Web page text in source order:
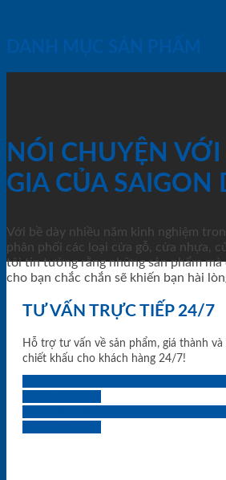
DANH MỤC SẢN PHẨM
NÓI CHUYỆN VỚI
GIA CỦA SAIGON
Với bề dày nhiều năm kinh nghiệm
phân phối các loại cửa gỗ, cửa nhựa,
tôi tin tưởng rằng những sản phẩm
cho bạn chắc chắn sẽ khiến bạn hài
TƯ VẤN TRỰC TIẾP 24/7
Hỗ trợ tư vấn về sản phẩm, giá thành
chiết khấu cho khách hàng 24/7!